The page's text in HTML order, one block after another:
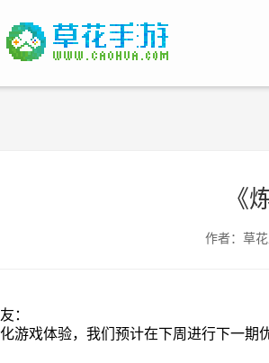
《
作者：草
：
戏体验，我们预计在下周进行下一期